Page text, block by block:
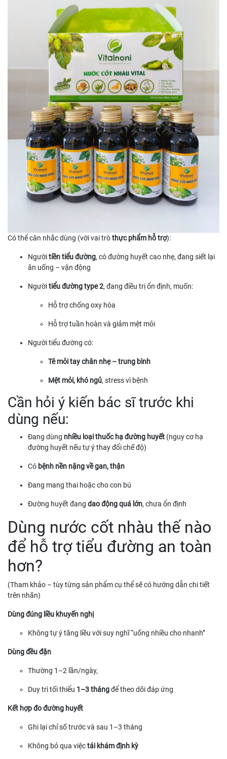
Có thể cân nhắc dùng (với vai tròthực phẩm hỗ trợ):
Ngườitiền tiểu đường, có đường huyết cao nhẹ, đang siết lại
ăn uống – vận động
Ngườitiểu đường type 2, đang điều trị ổn định, muốn:
Hỗ trợ chống oxy hóa
Hỗ trợ tuần hoàn và giảm mệt mỏi
Người tiểu đường có:
Tê mỏi tay chân nhẹ – trung bình
Mệt mỏi, khó ngủ, stress vì bệnh
Cần hỏi ý kiến bác sĩ trước khi
dùng nếu:
Đang dùng nhiều loại thuốc hạ đường huyết (nguy cơ hạ
đường huyết nếu tự ý thay đổi chế độ)
Có bệnh nền nặng về gan, thận
Đang mang thai hoặc cho con bú
Đường huyết đang dao động quá lớn, chưa ổn định
Dùng nước cốt nhàu thế nào
để hỗ trợ tiểu đường an toàn
hơn?
(Tham khảo – tùy từng sản phẩm cụ thể sẽ có hướng dẫn chi tiết
trên nhãn)
Dùng đúng liều khuyến nghị
Không tự ý tăng liều với suy nghĩ “uống nhiều cho nhanh”
Dùng đều đặn
Thường 1–2 lần/ngày,
Duy trì tối thiểu 1–3 thángđể theo dõi đáp ứng
Kết hợp đo đường huyết
Ghi lại chỉ số trước và sau 1–3 tháng
Không bỏ qua việctái khám định kỳ